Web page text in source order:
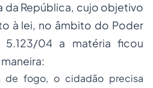
da República, cujo objetivo
à lei, no âmbito do Poder
5.123/04 a matéria ficou
de fogo, o cidadão precisa